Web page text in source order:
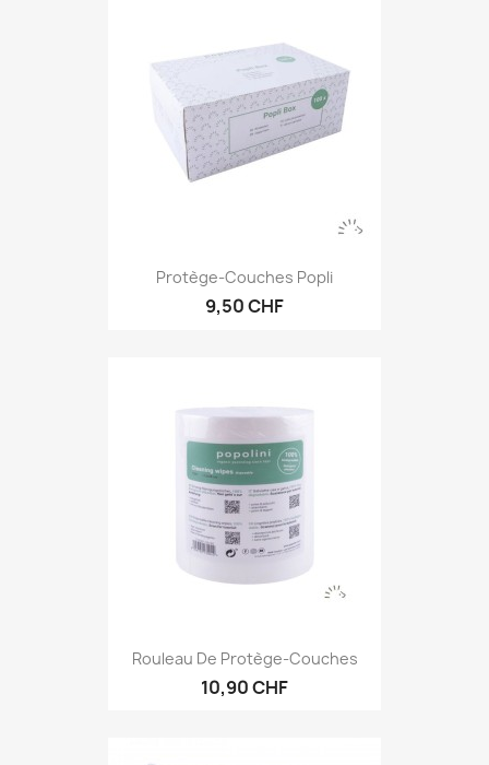
Protège-Couches Popli
9,50 CHF
Rouleau De Protège-Couches
10,90 CHF